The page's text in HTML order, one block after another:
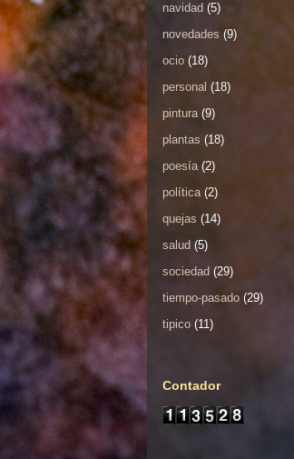
navidad (5)
novedades (9)
ocio (18)
personal (18)
pintura (9)
plantas (18)
poesía (2)
política (2)
quejas (14)
salud (5)
sociedad (29)
tiempo-pasado (29)
tipico (11)
Contador